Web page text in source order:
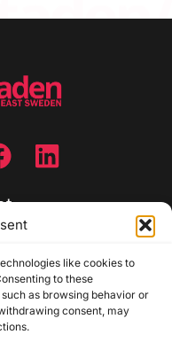
like cookies to
to these
as browsing behavior or
consent, may